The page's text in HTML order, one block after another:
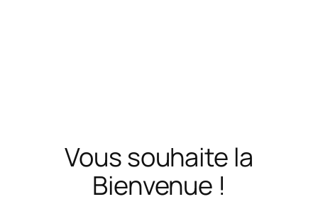
Vous souhaite la
Bienvenue !